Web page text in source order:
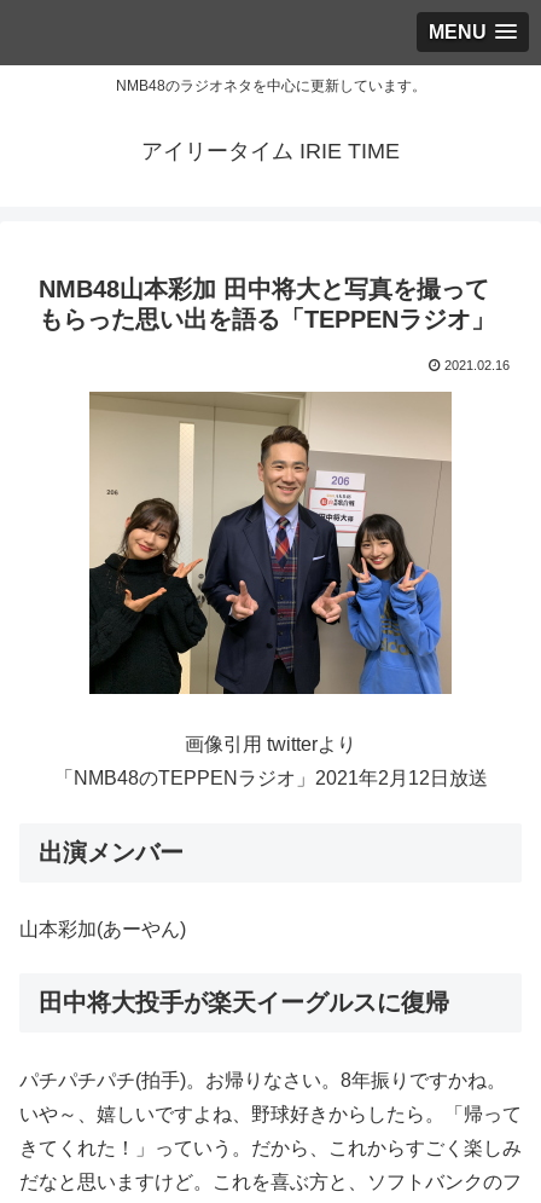
MENU
NMB48のラジオネタを中心に更新しています。
アイリータイム IRIE TIME
NMB48山本彩加 田中将大と写真を撮って
もらった思い出を語る「TEPPENラジオ」
2021.02.16
画像引用 twitterより
「NMB48のTEPPENラジオ」2021年2月12日放送
出演メンバー
山本彩加(あーやん)
田中将大投手が楽天イーグルスに復帰
パチパチパチ(拍手)。お帰りなさい。8年振りですかね。
いや～、嬉しいですよね、野球好きからしたら。「帰って
きてくれた！」っていう。だから、これからすごく楽しみ
だなと思いますけど。これを喜ぶ方と、ソフトバンクのフ